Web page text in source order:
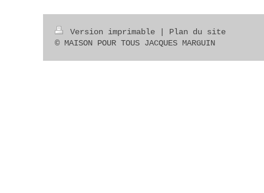
Version imprimable
Plan du site
© MAISON POUR TOUS JACQUES MARGUIN